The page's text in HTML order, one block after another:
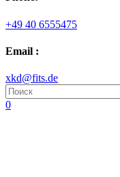
+49 40 6555475
Email :
xkd@fits.de
0